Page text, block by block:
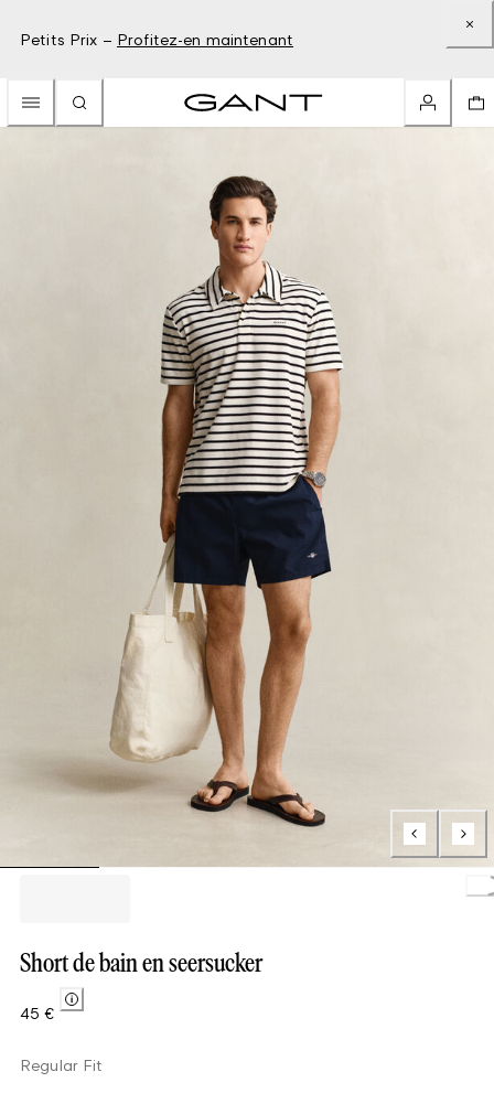
Petits Prix – Profitez-en maintenant
Short de bain en seersucker
45 €
Regular Fit